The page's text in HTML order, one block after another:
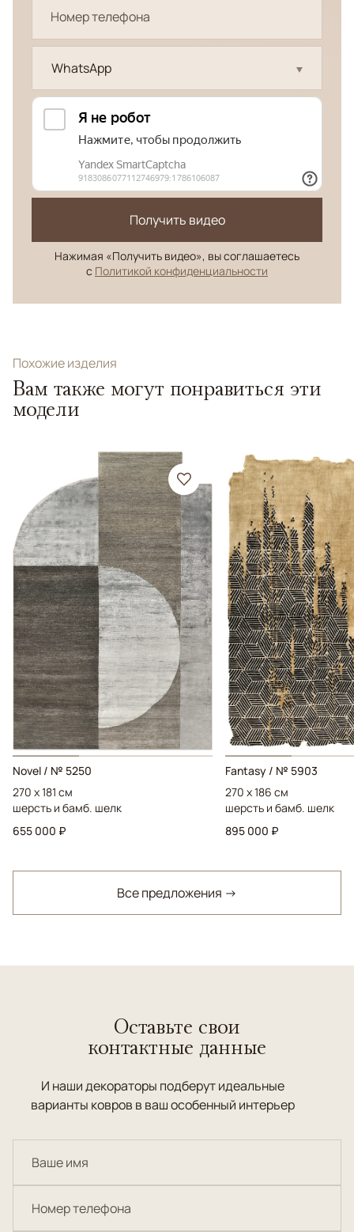
WhatsApp
Получить видео
Нажимая «Получить видео», вы соглашаетесь
с Политикой конфиденциальности
Похожие изделия
Вам также могут понравиться эти
модели
Novel / № 5250
270 x 181 см
шерсть и бамб. шелк
655 000 ₽
Fantasy / № 5903
270 x 186 см
шерсть и бамб. шелк
895 000 ₽
Все предложения →
Оставьте свои
контактные данные
И наши декораторы подберут идеальные
варианты ковров в ваш особенный интерьер